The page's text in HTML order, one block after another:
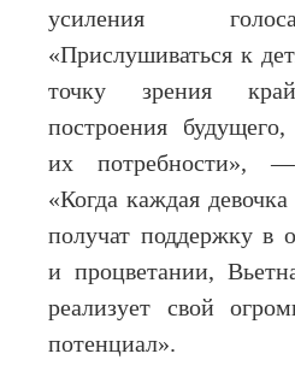
усиления
«Прислушиваться к
точку зрения
построения
их потребности»,
«Когда каждая
получат поддержку в
и процветании,
реализует свой
потенциал».